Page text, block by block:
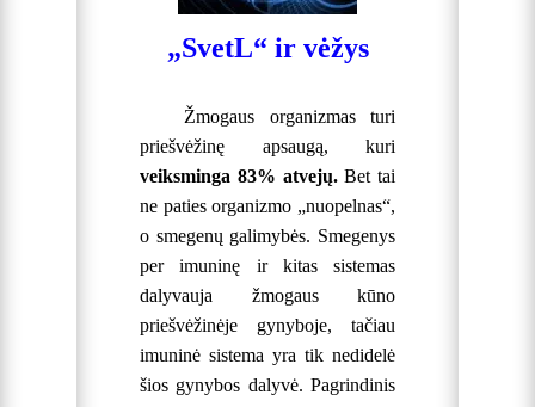
„SvetL“ ir vėžys
Žmogaus organizmas turi
priešvėžinę apsaugą, kuri
veiksminga 83% atvejų.Bet tai
ne paties organizmo „nuopelnas“,
o smegenų galimybės. Smegenys
per imuninę ir kitas sistemas
dalyvauja žmogaus kūno
priešvėžinėje gynyboje, tačiau
imuninė sistema yra tik nedidelė
šios gynybos dalyvė. Pagrindinis